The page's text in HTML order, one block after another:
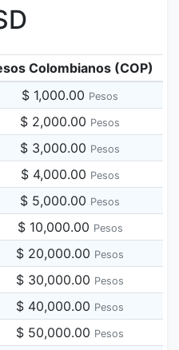
Colombianos (COP)
$ 1,000.00 Pesos
$ 2,000.00 Pesos
$ 3,000.00 Pesos
$ 4,000.00 Pesos
$ 5,000.00 Pesos
$ 10,000.00 Pesos
$ 20,000.00 Pesos
$ 30,000.00 Pesos
$ 40,000.00 Pesos
$ 50,000.00 Pesos